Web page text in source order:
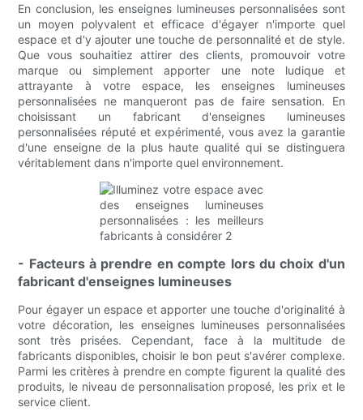
En conclusion, les enseignes lumineuses personnalisées sont
un moyen polyvalent et efficace d'égayer n'importe quel
espace et d'y ajouter une touche de personnalité et de style.
Que vous souhaitiez attirer des clients, promouvoir votre
marque ou simplement apporter une note ludique et
attrayante à votre espace, les enseignes lumineuses
personnalisées ne manqueront pas de faire sensation. En
choisissant un fabricant d'enseignes lumineuses
personnalisées réputé et expérimenté, vous avez la garantie
d'une enseigne de la plus haute qualité qui se distinguera
véritablement dans n'importe quel environnement.
- Facteurs à prendre en compte lors du choix d'un
fabricant d'enseignes lumineuses
Pour égayer un espace et apporter une touche d'originalité à
votre décoration, les enseignes lumineuses personnalisées
sont très prisées. Cependant, face à la multitude de
fabricants disponibles, choisir le bon peut s'avérer complexe.
Parmi les critères à prendre en compte figurent la qualité des
produits, le niveau de personnalisation proposé, les prix et le
service client.